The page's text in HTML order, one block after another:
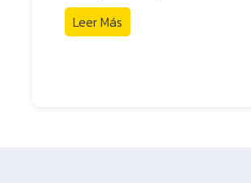
Leer Más